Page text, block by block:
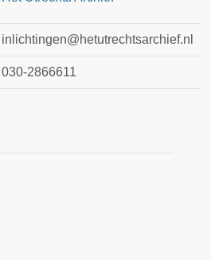
inlichtingen@hetutrechtsarchief.nl
030-2866611